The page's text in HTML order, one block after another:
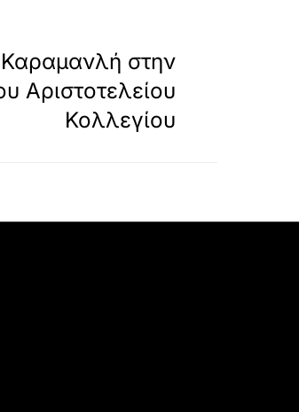
Καραμανλή στην
Αριστοτελείου
Κολλεγίου